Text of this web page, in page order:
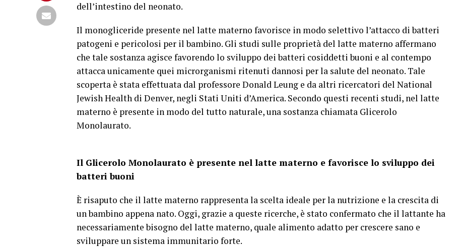
dell’intestino del neonato.
Il monogliceride presente nel latte materno favorisce in modo selettivo l’attacco di batteri
patogeni e pericolosi per il bambino. Gli studi sulle proprietà del latte materno affermano
che tale sostanza agisce favorendo lo sviluppo dei batteri cosiddetti buoni e al contempo
attacca unicamente quei microrganismi ritenuti dannosi per la salute del neonato. Tale
scoperta è stata effettuata dal professore Donald Leung e da altri ricercatori del National
Jewish Health di Denver, negli Stati Uniti d’America. Secondo questi recenti studi, nel latte
materno è presente in modo del tutto naturale, una sostanza chiamata Glicerolo
Monolaurato.
Il Glicerolo Monolaurato è presente nel latte materno e favorisce lo sviluppo dei
batteri buoni
È risaputo che il latte materno rappresenta la scelta ideale per la nutrizione e la crescita di
un bambino appena nato. Oggi, grazie a queste ricerche, è stato confermato che il lattante ha
necessariamente bisogno del latte materno, quale alimento adatto per crescere sano e
sviluppare un sistema immunitario forte.